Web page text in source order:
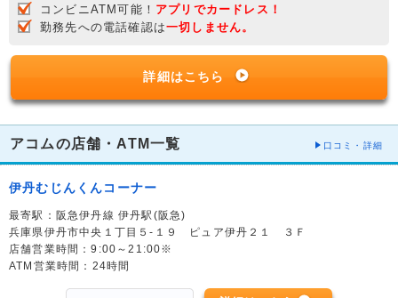
コンビニATM可能！ アプリでカードレス！
勤務先への電話確認は一切しません。
詳細はこちら
アコムの店舗・ATM一覧 口コミ・詳細
伊丹むじんくんコーナー
最寄駅：阪急伊丹線 伊丹駅(阪急)
兵庫県伊丹市中央１丁目５-１９ ピュア伊丹２１ ３Ｆ
店舗営業時間：9:00～21:00※
ATM営業時間：24時間